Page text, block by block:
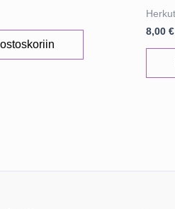
Herkut
8,00€